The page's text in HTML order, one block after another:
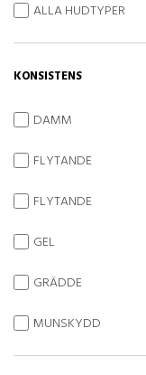
ALLA HUDTYPER
KONSISTENS
DAMM
FLYTANDE
FLYTANDE
GEL
GRÄDDE
MUNSKYDD